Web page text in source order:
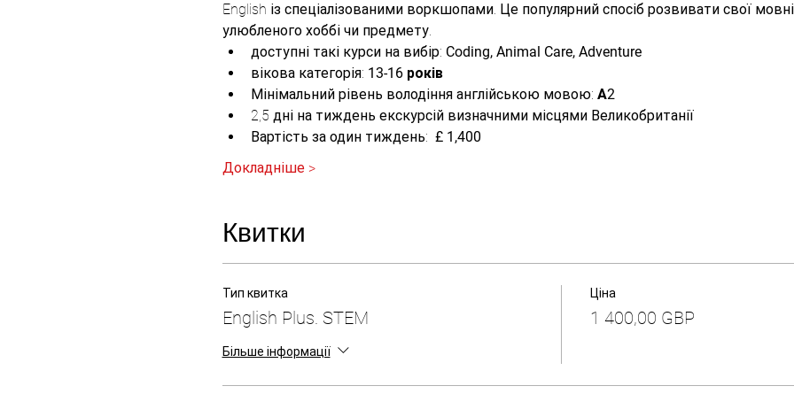
English із спеціалізованими воркшопами. Це популярний спосіб розвивати свої
улюбленого хоббі чи предмету.
доступні такі курси на вибір: Coding, Animal Care, Adventure
вікова категорія: 13-16 років
Мінімальний рівень володіння англійською мовою: А2
2,5 дні на тиждень екскурсій визначними місцями Великобританії
Вартість за один тиждень: £ 1,400
Докладніше >
Квитки
Тип квитка
English Plus. STEM
Більше інформації
Ціна
1 400,00 GBP